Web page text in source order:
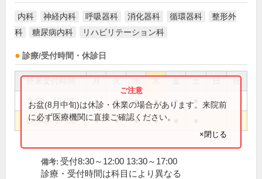
内科 神経内科 呼吸器科 消化器科 循環器科
整形外
科
糖尿病内科 リハビリテーション科
診療/受付時間・休診日
祝
9:00～12:00 ● ● ● ● ●
14:00～17:00 ● ● ● ●
お盆(8月中旬)は休診・休業の場合があります。来院前
に必ず医療機関に直接ご確認ください。
×閉じる
備考: 受付8:30～12:00 13:30～17:00
診療・受付時間は科目により異なる